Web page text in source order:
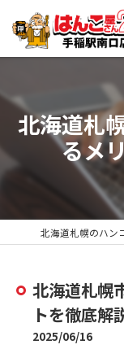
北海道札
るメ
北海道札幌
トを徹底解
2025/06/16